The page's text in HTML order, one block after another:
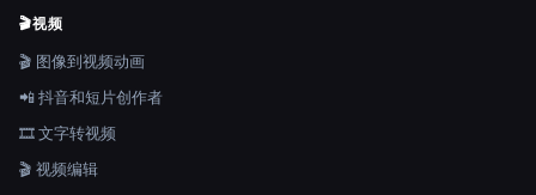
🎬视频
🎬 图像到视频动画
📲 抖音和短片创作者
🎞️ 文字转视频
🎬 视频编辑